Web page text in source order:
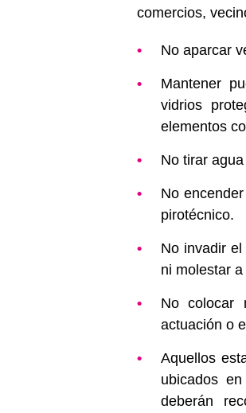
comercios,
No aparcar
Mantener
vidrios
elementos
No tirar
No
pirotécnico.
No invadir
ni molestar
No colocar
actuación o
Aquellos
ubicados
deberán